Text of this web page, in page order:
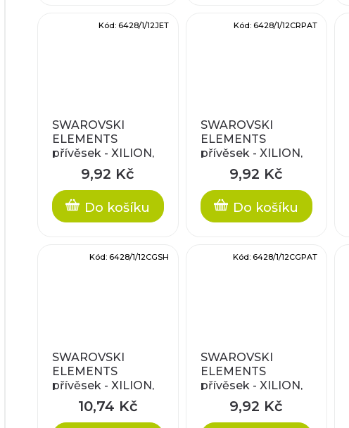
SWAROVSKI
ELEMENTS
přívěsek - XILION,
jet, 12mm9,92 Kč
Do košíku
Kód: 6428/1/12JET
SWAROVSKI
ELEMENTS
přívěsek - XILION,
crystal rose patina,
12mm9,92 Kč
Do košíku
Kód: 6428/1/12CRPAT
SWAROVSKI
ELEMENTS
přívěsek - XILION,
crystal golden
shadow, 12mm
10,74 Kč
Kód: 6428/1/12CGSH
SWAROVSKI
ELEMENTS
přívěsek - XILION,
crystal gold patina,
12mm9,92 Kč
Kód: 6428/1/12CGPAT